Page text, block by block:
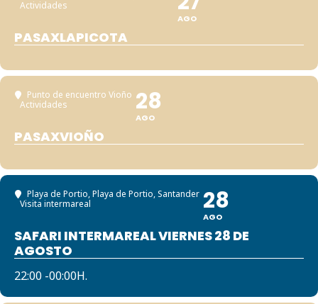
Actividades
AGO
PASAXLAPICOTA
Punto de encuentro Vioño
Actividades
28
AGO
PASAXVIOÑO
Playa de Portio, Playa de Portio, Santander
Visita intermareal
28
AGO
SAFARI INTERMAREAL VIERNES 28 DE
AGOSTO
22:00 -00:00H.